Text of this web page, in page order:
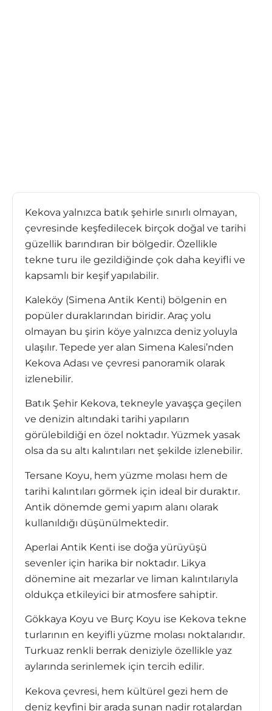
Kekova yalnızca batık şehirle sınırlı olmayan,
çevresinde keşfedilecek birçok doğal ve tarihi
güzellik barındıran bir bölgedir. Özellikle
tekne turu ile gezildiğinde çok daha keyifli ve
kapsamlı bir keşif yapılabilir.
Kaleköy (Simena Antik Kenti) bölgenin en
popüler duraklarından biridir. Araç yolu
olmayan bu şirin köye yalnızca deniz yoluyla
ulaşılır. Tepede yer alan Simena Kalesi’nden
Kekova Adası ve çevresi panoramik olarak
izlenebilir.
Batık Şehir Kekova, tekneyle yavaşça geçilen
ve denizin altındaki tarihi yapıların
görülebildiği en özel noktadır. Yüzmek yasak
olsa da su altı kalıntıları net şekilde izlenebilir.
Tersane Koyu, hem yüzme molası hem de
tarihi kalıntıları görmek için ideal bir duraktır.
Antik dönemde gemi yapım alanı olarak
kullanıldığı düşünülmektedir.
Aperlai Antik Kenti ise doğa yürüyüşü
sevenler için harika bir noktadır. Likya
dönemine ait mezarlar ve liman kalıntılarıyla
oldukça etkileyici bir atmosfere sahiptir.
Gökkaya Koyu ve Burç Koyu ise Kekova tekne
turlarının en keyifli yüzme molası noktalarıdır.
Turkuaz renkli berrak deniziyle özellikle yaz
aylarında serinlemek için tercih edilir.
Kekova çevresi, hem kültürel gezi hem de
deniz keyfini bir arada sunan nadir rotalardan